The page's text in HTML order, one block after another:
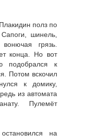
полз по
шинель,
грязь.
конца. Но вот
подобрался к
Потом вскочил
к домику,
из автомата
Пулемёт
на